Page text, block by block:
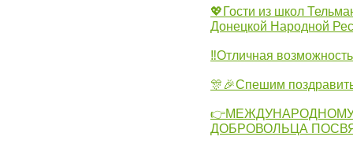
💖Гости из школ
Донецкой Народной
‼Отличная
🎊🎉Спешим
ДОБРОВОЛЬЦА